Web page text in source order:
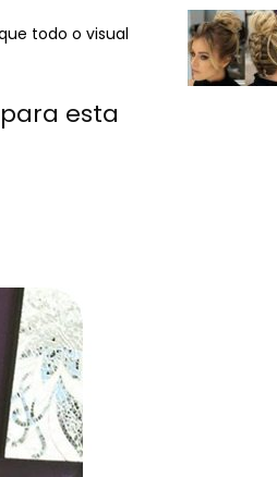
todo o visual
esta